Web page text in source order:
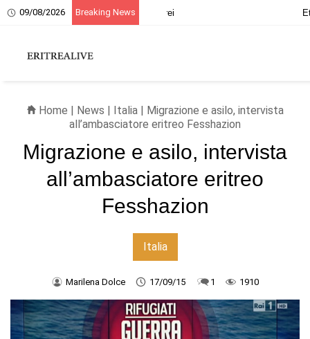
09/08/2026 Breaking News 20 giugno, ricordo dei martiri eritrei
Home | News | Italia| Migrazione e asilo, intervista
all’ambasciatore eritreo Fesshazion
Migrazione e asilo, intervista
all’ambasciatore eritreo
Fesshazion
Italia
Marilena Dolce 17/09/15 1 1910